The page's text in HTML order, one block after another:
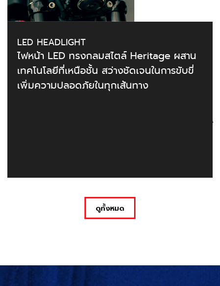
ดูทั้งหมด
LED HEADLIGHT
ไฟหน้า LED ทรงกลมสไตล์ Heritage ผสาน
เทคโนโลยีที่เหนือชั้น สว่างชัดเจนในการขับขี่
เพิ่มความปลอดภัยในทุกเส้นทาง